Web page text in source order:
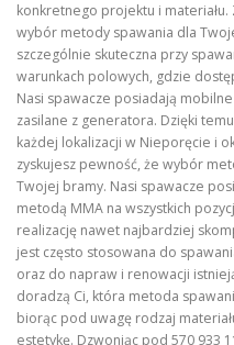
konkretnego projektu i
wybór metody spawania dla
szczególnie skuteczna przy
warunkach polowych, gdzie
Nasi spawacze posiadają
zasilane z generatora. Dzięki
każdej lokalizacji w Nieporęcie i
zyskujesz pewność, że wybór
Twojej bramy. Nasi spawacze
metodą MMA na wszystkich
realizację nawet najbardziej
jest często stosowana do
oraz do napraw i renowacji
doradzą Ci, która metoda
biorąc pod uwagę rodzaj
estetykę. Dzwoniąc pod 570 933